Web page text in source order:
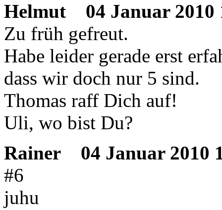
Helmut
04 Januar 2010
Zu früh gefreut.
Habe leider gerade erst
dass wir doch nur 5 sind.
Thomas raff Dich auf!
Uli, wo bist Du?
Rainer
04 Januar 2010
#6
juhu